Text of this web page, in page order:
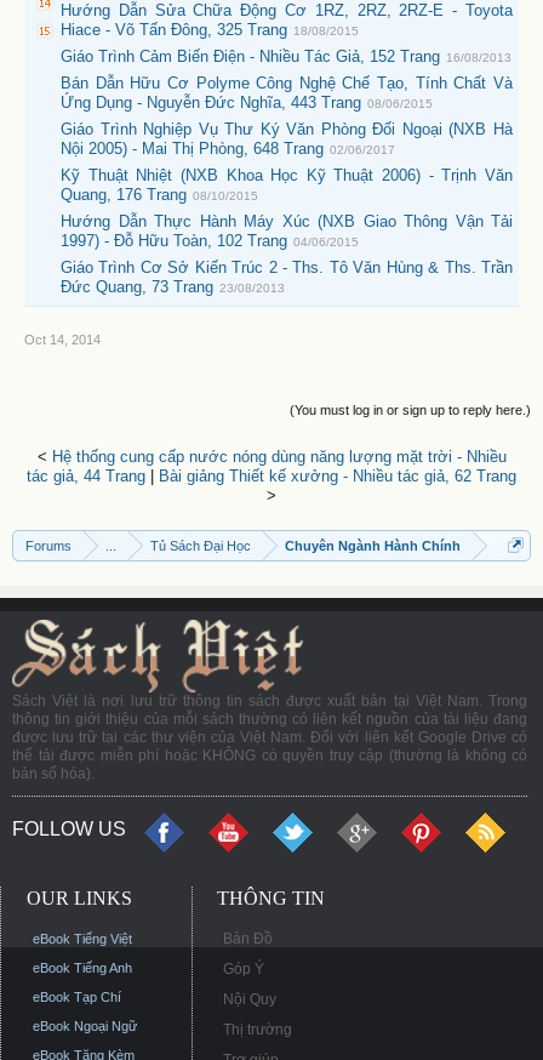
Hướng Dẫn Sửa Chữa Động Cơ 1RZ, 2RZ, 2RZ-E - Toyota
Hiace - Võ Tấn Đông, 325 Trang 18/08/2015
Giáo Trình Cảm Biến Điện - Nhiều Tác Giả, 152 Trang 16/08/2013
Bán Dẫn Hữu Cơ Polyme Công Nghệ Chế Tạo, Tính Chất Và
Ứng Dụng - Nguyễn Đức Nghĩa, 443 Trang 08/06/2015
Giáo Trình Nghiệp Vụ Thư Ký Văn Phòng Đối Ngoại (NXB Hà
Nội 2005) - Mai Thị Phòng, 648 Trang 02/06/2017
Kỹ Thuật Nhiệt (NXB Khoa Học Kỹ Thuật 2006) - Trịnh Văn
Quang, 176 Trang 08/10/2015
Hướng Dẫn Thực Hành Máy Xúc (NXB Giao Thông Vận Tải
1997) - Đỗ Hữu Toàn, 102 Trang 04/06/2015
Giáo Trình Cơ Sở Kiến Trúc 2 - Ths. Tô Văn Hùng & Ths. Trần
Đức Quang, 73 Trang 23/08/2013
Oct 14, 2014
(You must log in or sign up to reply here.)
< Hệ thống cung cấp nước nóng dùng năng lượng mặt trời - Nhiều
tác giả, 44 Trang
Bài giảng Thiết kế xưởng - Nhiều tác giả, 62 Trang
>
Forums Tủ Sách Đại Học Chuyên Ngành Hành Chính
Sách Việt là nơi lưu trữ thông tin sách được xuất bản tại Việt Nam. Trong
thông tin giới thiệu của mỗi sách thường có liên kết nguồn của tài liệu đang
được lưu trữ tại các thư viện của Việt Nam. Đối với liên kết Google Drive có
thể tải được miễn phí hoặc KHÔNG có quyền truy cập (thường là không có
bản số hóa).
FOLLOW US
OUR LINKS
eBook Tiếng Việt
eBook Tiếng Anh
eBook Tạp Chí
eBook Ngoại Ngữ
eBook Tặng Kèm
THÔNG TIN
Bản Đồ
Góp Ý
Nội Quy
Thị trường